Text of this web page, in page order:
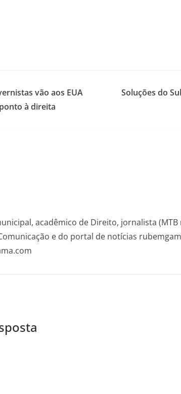
vão aos EUA
à direita
Soluções do
acadêmico de Direito, jornalista (MTB
e do portal de notícias